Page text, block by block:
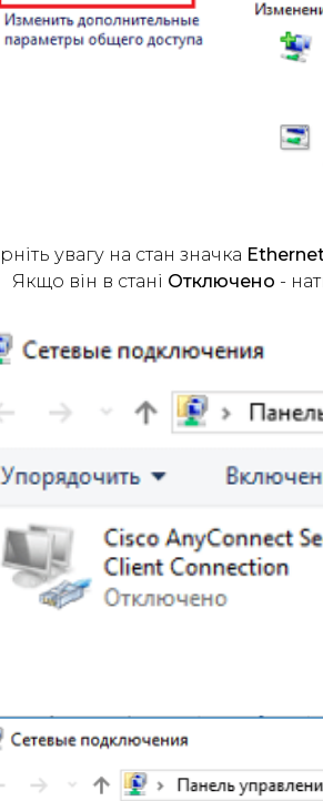
увагу на стан значка
Якщо він в стані Отключено -